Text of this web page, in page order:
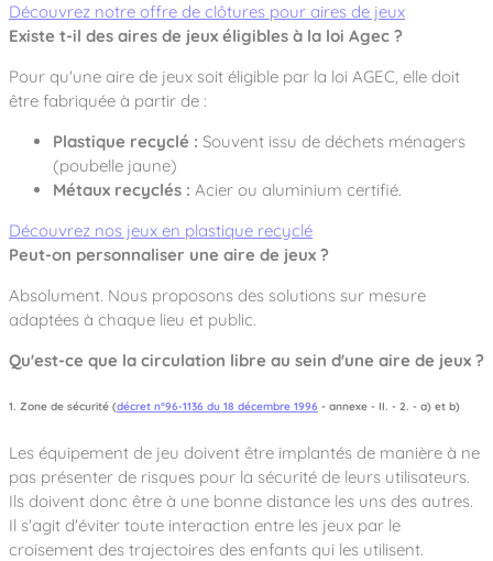
Découvrez notre offre de clôtures pour aires de jeux
Existe t-il des aires de jeux éligibles à la loi Agec ?
Pour qu'une aire de jeux soit éligible par la loi AGEC, elle doit
être fabriquée à partir de :
Plastique recyclé : Souvent issu de déchets ménagers
(poubelle jaune)
Métaux recyclés : Acier ou aluminium certifié.
Découvrez nos jeux en plastique recyclé
Peut-on personnaliser une aire de jeux ?
Absolument. Nous proposons des solutions sur mesure
adaptées à chaque lieu et public.
Qu'est-ce que la circulation libre au sein d'une aire de jeux ?
1. Zone de sécurité (décret n°96-1136 du 18 décembre 1996 - annexe - II. - 2. - a) et b)
Les équipement de jeu doivent être implantés de manière à ne
pas présenter de risques pour la sécurité de leurs utilisateurs.
Ils doivent donc être à une bonne distance les uns des autres.
Il s'agit d'éviter toute interaction entre les jeux par le
croisement des trajectoires des enfants qui les utilisent.